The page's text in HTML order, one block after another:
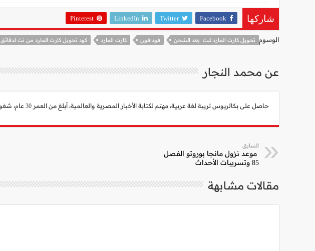
شاركها Facebook
Twitter
LinkedIn
Pinterest
الوسوم تحويل كارت المارد لنت بعد الشحن فودافون كارت المارد كود تحويل كارت المارد من نت لدقائق
عن محمد النجار
حاصل على بكالريوس تربية لغة عربية، مهتم لكتابة الأخبار المصرية والعالمية، أبلغ من العمر 30 عام، شغوف جداً بأحداث العالم وتطورات التكنولوجيا الحديثة.
السابق
موعد نزول مانجا بوروتو الفصل
85 وتسريبات الأحداث
مقالات مشابهة